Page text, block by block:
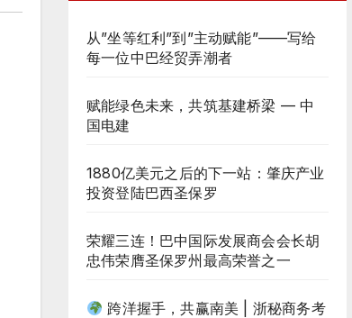
从”坐等红利”到”主动赋能”——写给
每一位中巴经贸弄潮者
赋能绿色未来，共筑基建桥梁 — 中
国电建
1880亿美元之后的下一站：肇庆产业
投资登陆巴西圣保罗
荣耀三连！巴中国际发展商会会长胡
忠伟荣膺圣保罗州最高荣誉之一
跨洋握手，共赢南美 | 浙秘商务考